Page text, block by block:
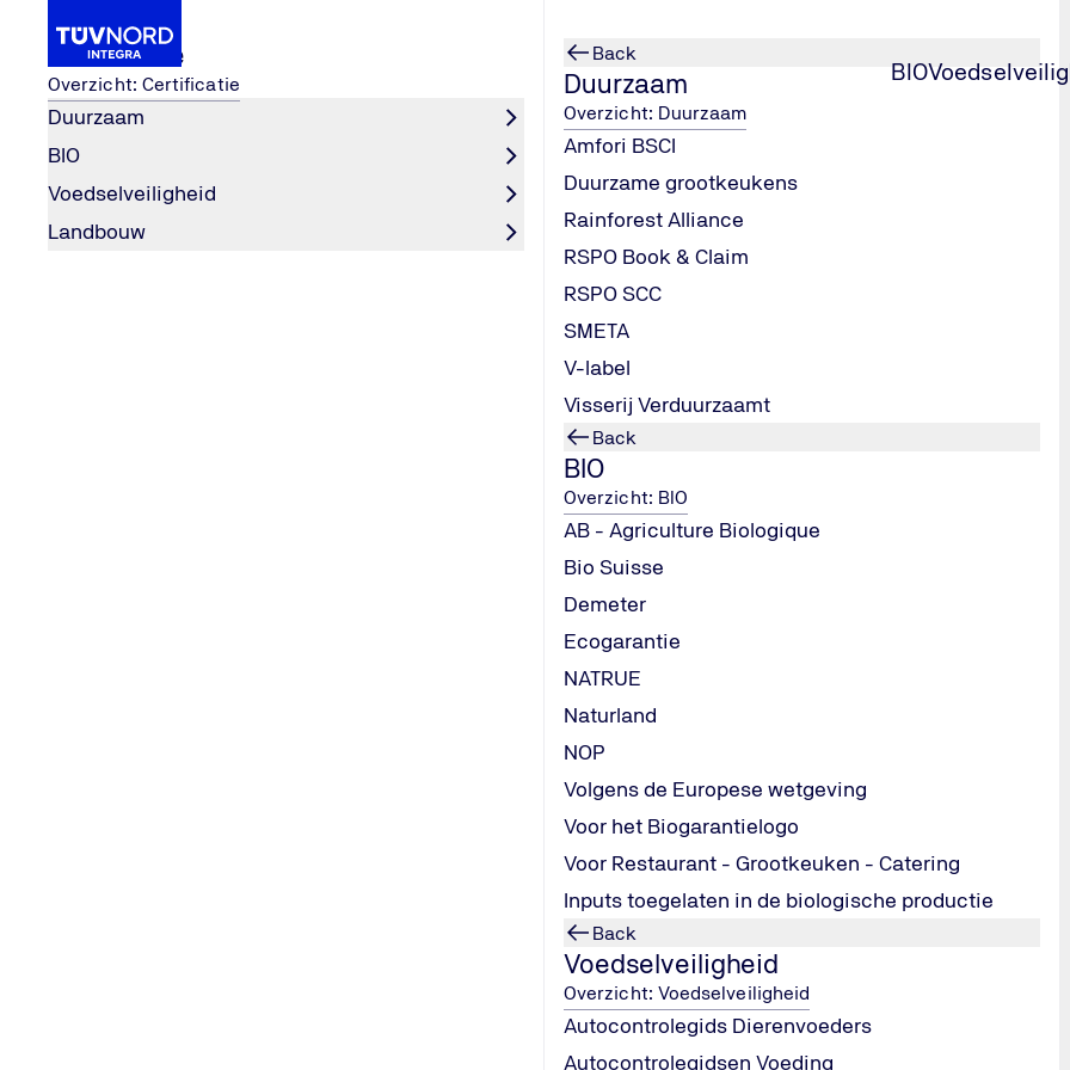
BIO
Certificatie
Overzicht: Certificatie
Duurzaam
BIO
Voedselveiligheid
Landbouw
Back
Duurzaam
Overzicht: Duurzaam
Amfori BSCI
Duurzame grootkeukens
Rainforest Alliance
RSPO Book & Claim
RSPO SCC
SMETA
V-label
Visserij Verduurzaamt
Back
BIO
Overzicht: BIO
AB - Agriculture Biologique
Bio Suisse
Demeter
Ecogarantie
NATRUE
Naturland
NOP
Volgens de Europese wetgeving
Voor het Biogarantielogo
Voor Restaurant - Grootkeuken - Catering
Inputs toegelaten in de biologische productie
Back
Voedselveiligheid
Overzicht: Voedselveiligheid
Autocontrolegids Dierenvoeders
Autocontrolegidsen Voeding
Home
Biocontroles in de verwerking: dit zijn de